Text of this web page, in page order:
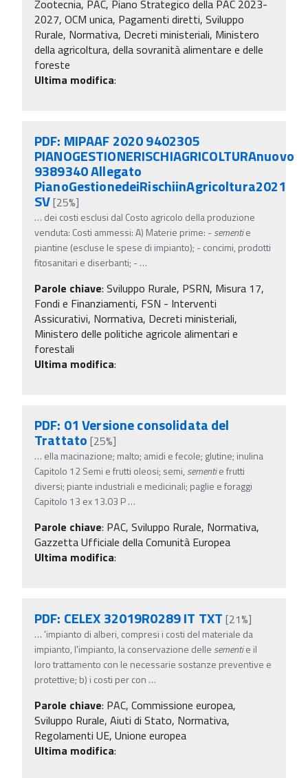
Zootecnia, PAC, Piano Strategico della PAC 2023-
2027, OCM unica, Pagamenti diretti, Sviluppo
Rurale, Normativa, Decreti ministeriali, Ministero
della agricoltura, della sovranità alimentare e delle
foreste
Ultima modifica:
PDF: MIPAAF 2020 9402305
PIANOGESTIONERISCHIAGRICOLTURAnuovo
9389340 Allegato
PianoGestionedeiRischiinAgricoltura2021
SV[25%]
… dei costi esclusi dal Costo agricolo della produzione
venduta: Costi ammessi: A) Materie prime: -sementie
piantine (escluse le spese di impianto); - concimi, prodotti
fitosanitari e diserbanti; -…
Parole chiave: Sviluppo Rurale, PSRN, Misura 17,
Fondi e Finanziamenti, FSN - Interventi
Assicurativi, Normativa, Decreti ministeriali,
Ministero delle politiche agricole alimentari e
forestali
Ultima modifica:
PDF: 01 Versione consolidata del
Trattato [25%]
… ella macinazione; malto; amidi e fecole; glutine; inulina
Capitolo 12 Semi e frutti oleosi; semi, sementie frutti
diversi; piante industriali e medicinali; paglie e foraggi
Capitolo 13 ex 13.03 P…
Parole chiave: PAC, Sviluppo Rurale, Normativa,
Gazzetta Ufficiale della Comunità Europea
Ultima modifica:
PDF: CELEX 32019R0289 IT TXT [21%]
… 'impianto di alberi, compresi i costi del materiale da
impianto, l'impianto, la conservazione delle sementie il
loro trattamento con le necessarie sostanze preventive e
protettive; b) i costi per con …
Parole chiave: PAC, Commissione europea,
Sviluppo Rurale, Aiuti di Stato, Normativa,
Regolamenti UE, Unione europea
Ultima modifica: